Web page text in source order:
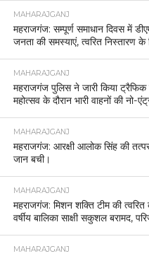
MAHARAJGANJ
महराजगंज: सम्पूर्ण समाधान दिवस में
जनता की समस्याएं, त्वरित निस्तारण के
MAHARAJGANJ
महराजगंज पुलिस ने जारी किया ट्रैफिक
महोत्सव के दौरान भारी वाहनों की नो-
MAHARAJGANJ
महराजगंज: आरक्षी आलोक सिंह की
जान बची।
MAHARAJGANJ
महराजगंज: मिशन शक्ति टीम की त्वरित
वर्षीय बालिका साक्षी सकुशल बरामद,
MAHARAJGANJ